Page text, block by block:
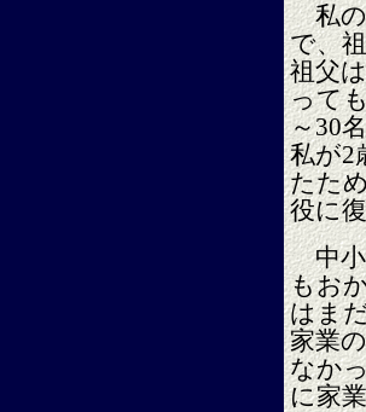
私の
で、
祖父
って
～30
私が2
たた
役に
中小
もお
はま
家業
なか
に家